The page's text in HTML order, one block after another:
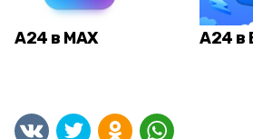
А24 в MAX А24 в